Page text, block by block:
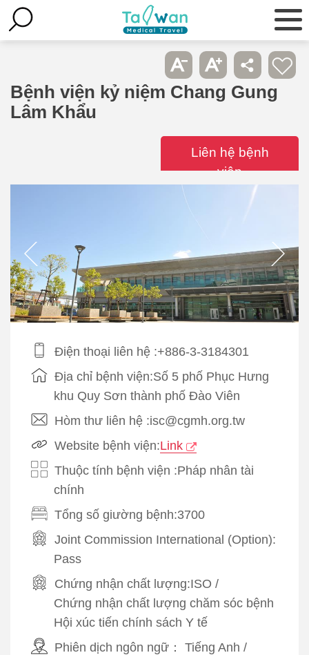
Bệnh viện kỷ niệm Chang Gung
Lâm Khẩu
Liên hệ bệnh
viện
Điện thoại liên hệ :+886-3-3184301
Địa chỉ bệnh viện:Số 5 phố Phục Hưng
khu Quy Sơn thành phố Đào Viên
Hòm thư liên hệ :isc@cgmh.org.tw
Website bệnh viện:Link
Thuộc tính bệnh viện :Pháp nhân tài
chính
Tổng số giường bệnh:3700
Joint Commission International (Option):
Pass
Chứng nhận chất lượng:ISO /
Chứng nhận chất lượng chăm sóc bệnh
Hội xúc tiến chính sách Y tế
Phiên dịch ngôn ngữ： Tiếng Anh /